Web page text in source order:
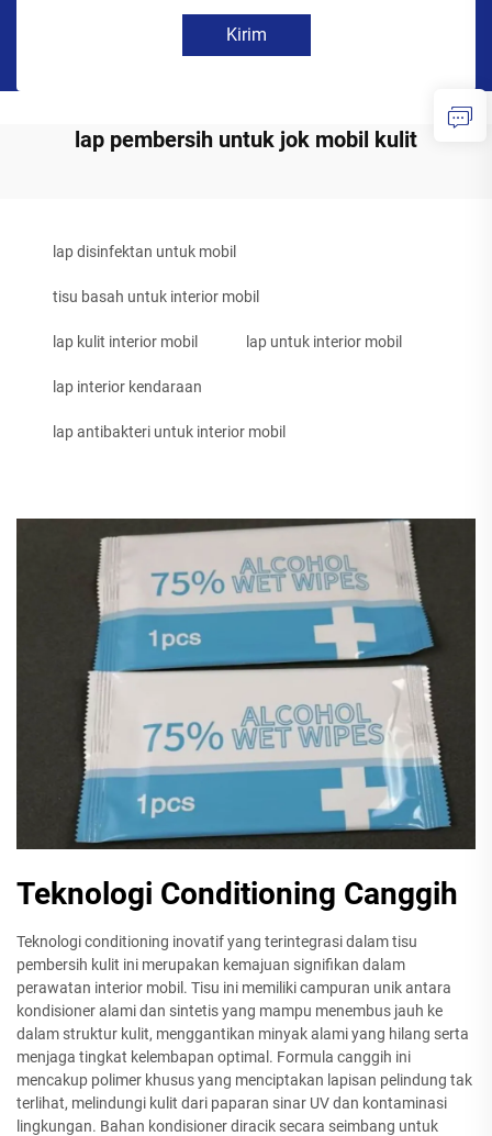
Kirim
lap pembersih untuk jok mobil kulit
lap disinfektan untuk mobil
tisu basah untuk interior mobil
lap kulit interior mobil lap untuk interior mobil
lap interior kendaraan
lap antibakteri untuk interior mobil
Teknologi Conditioning Canggih
Teknologi conditioning inovatif yang terintegrasi dalam tisu
pembersih kulit ini merupakan kemajuan signifikan dalam
perawatan interior mobil. Tisu ini memiliki campuran unik antara
kondisioner alami dan sintetis yang mampu menembus jauh ke
dalam struktur kulit, menggantikan minyak alami yang hilang serta
menjaga tingkat kelembapan optimal. Formula canggih ini
mencakup polimer khusus yang menciptakan lapisan pelindung tak
terlihat, melindungi kulit dari paparan sinar UV dan kontaminasi
lingkungan. Bahan kondisioner diracik secara seimbang untuk